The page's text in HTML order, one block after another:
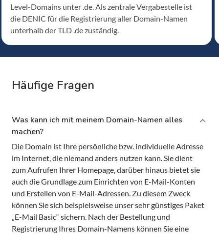
Level-Domains unter .de. Als zentrale Vergabestelle ist
die DENIC für die Registrierung aller Domain-Namen
unterhalb der TLD .de zuständig.
Häufige Fragen
Was kann ich mit meinem Domain-Namen alles
machen?
Die Domain ist Ihre persönliche bzw. individuelle Adresse
im Internet, die niemand anders nutzen kann. Sie dient
zum Aufrufen Ihrer Homepage, darüber hinaus bietet sie
auch die Grundlage zum Einrichten von E-Mail-Konten
und Erstellen von E-Mail-Adressen. Zu diesem Zweck
können Sie sich beispielsweise unser sehr günstiges Paket
„E-Mail Basic“ sichern. Nach der Bestellung und
Registrierung Ihres Domain-Namens können Sie eine